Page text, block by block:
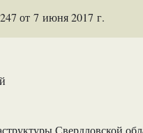
от 7 июня 2017 г.